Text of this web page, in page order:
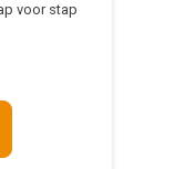
voor stap